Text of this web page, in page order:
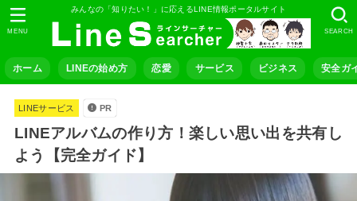
みんなの「知りたい！」に応えるLINE情報ポータルサイト
ホーム LINEの始め方 恋愛 サービス ビジネス 安全ガ
SEARCH
MENU
LINEサービス PR
LINEアルバムの作り方！楽しい思い出を共有し
よう【完全ガイド】